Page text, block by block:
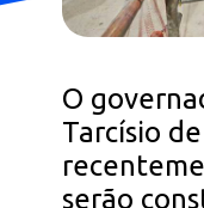
O
Tarcísio
serão